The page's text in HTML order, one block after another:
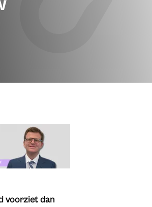
voorziet dan